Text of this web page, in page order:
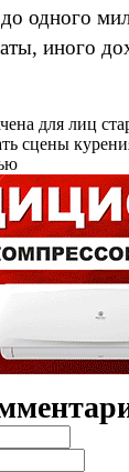
одного
иного
для лиц
сцены